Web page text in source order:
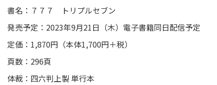
書名：７７７ トリプルセブン
発売予定：2023年9月21日（木）電子書籍同日配信予定
定価：1,870円（本体1,700円＋税）
頁数：296頁
体裁：四六判上製 単行本